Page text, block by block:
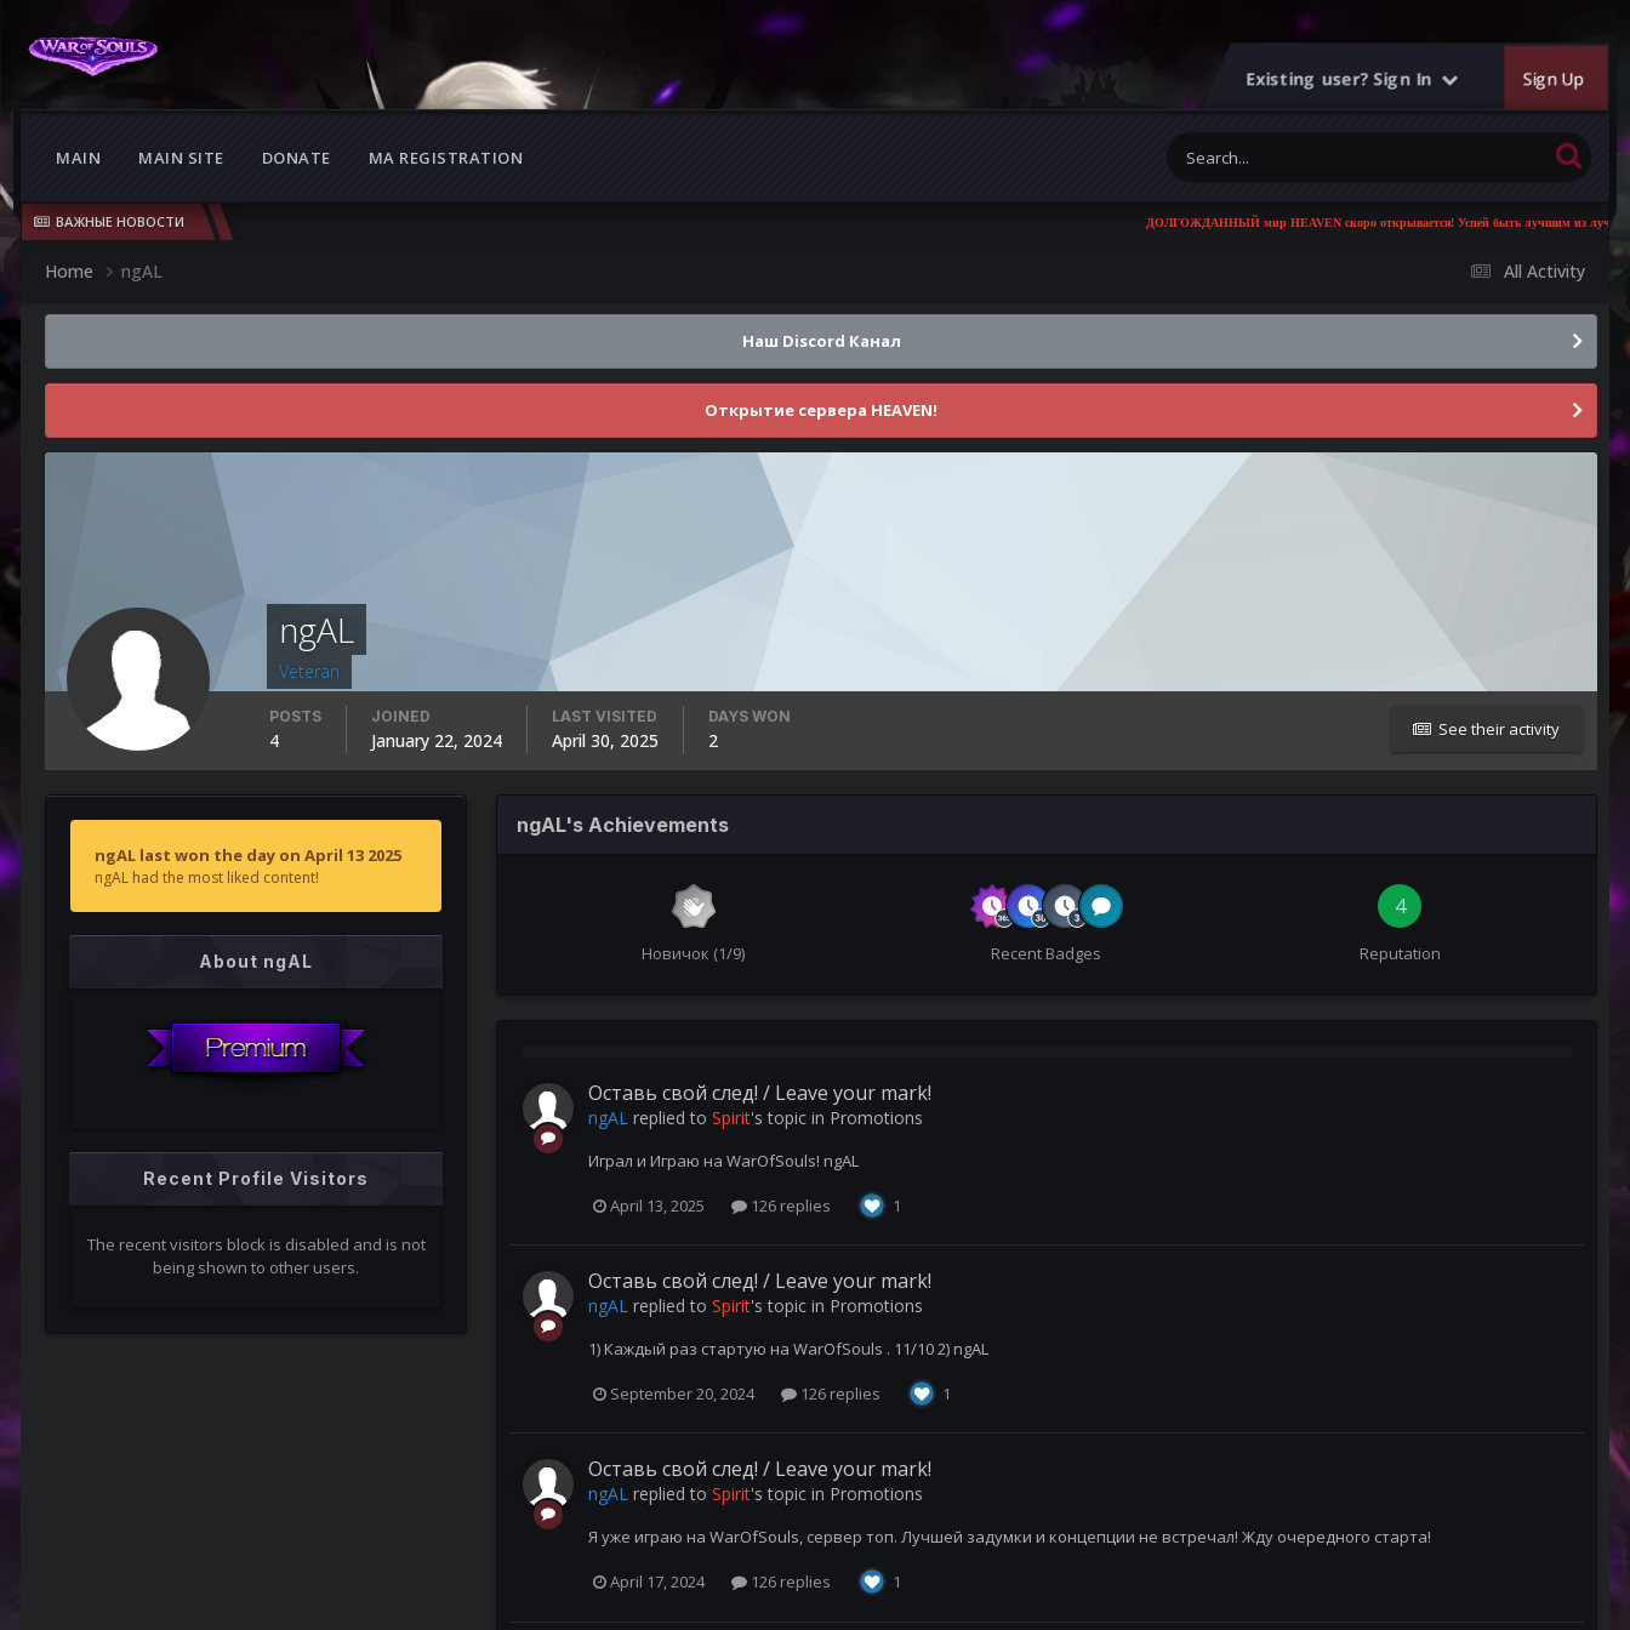
Existing user? Sign In Sign Up
MAIN MAIN SITE DONATE MA REGISTRATION
ВАЖНЫЕ НОВОСТИ ДОЛГОЖДАННЫЙ мир HEAVEN скоро открывается! Успей быть лучшим из лучших!
All Activity
Home ngAL
Наш Discord Канал
Открытие сервера HEAVEN!
ngAL
Veteran
See their activity
POSTS
4
JOINED
January 22, 2024
LAST VISITED
April 30, 2025
DAYS WON
2
ngAL last won the day on April 13 2025
ngAL had the most liked content!
About ngAL
Recent Profile Visitors
The recent visitors block is disabled and is not
being shown to other users.
ngAL's Achievements
Новичок (1/9) Recent Badges
4
Reputation
Оставь свой след! / Leave your mark!
ngAL replied to Spirit's topic in Promotions
Играл и Играю на WarOfSouls! ngAL
April 13, 2025 126 replies 1
Оставь свой след! / Leave your mark!
ngAL replied to Spirit's topic in Promotions
1) Каждый раз стартую на WarOfSouls . 11/10 2) ngAL
September 20, 2024 126 replies 1
Оставь свой след! / Leave your mark!
ngAL replied to Spirit's topic in Promotions
Я уже играю на WarOfSouls, сервер топ. Лучшей задумки и концепции не встречал! Жду очередного старта!
April 17, 2024 126 replies 1